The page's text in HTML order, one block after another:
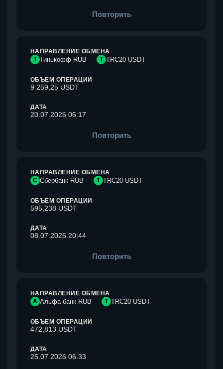
Повторить
НАПРАВЛЕНИЕ ОБМЕНА
Т Тинькофф RUB T TRC20 USDT
ОБЪЕМ ОПЕРАЦИИ
9 259,25 USDT
ДАТА
20.07.2026 06:17
Повторить
НАПРАВЛЕНИЕ ОБМЕНА
С Сбербанк RUB T TRC20 USDT
ОБЪЕМ ОПЕРАЦИИ
595,238 USDT
ДАТА
08.07.2026 20:44
Повторить
НАПРАВЛЕНИЕ ОБМЕНА
А Альфа банк RUB T TRC20 USDT
ОБЪЕМ ОПЕРАЦИИ
472,813 USDT
ДАТА
25.07.2026 06:33